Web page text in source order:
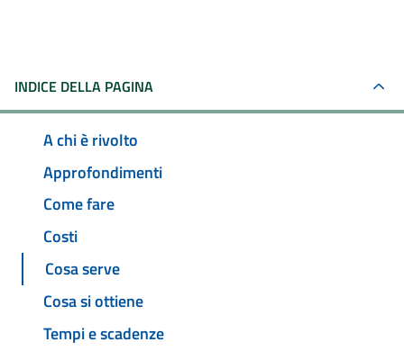
INDICE DELLA PAGINA
A chi è rivolto
Approfondimenti
Come fare
Costi
Cosa serve
Cosa si ottiene
Tempi e scadenze